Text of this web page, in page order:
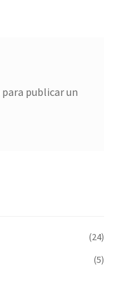
para publicar un
(24)
(5)